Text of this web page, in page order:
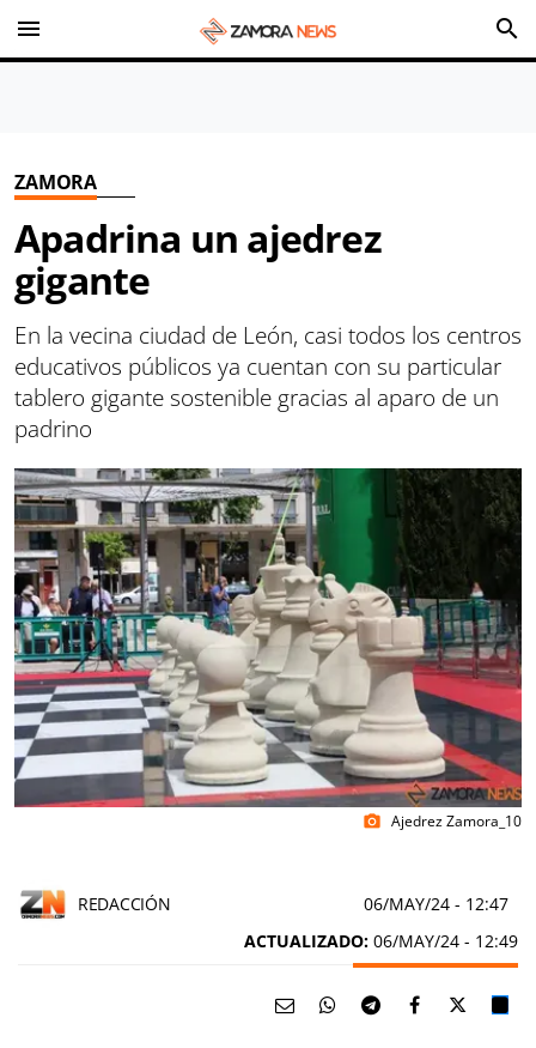
menu search
ZAMORA
Apadrina un ajedrez
gigante
En la vecina ciudad de León, casi todos los centros
educativos públicos ya cuentan con su particular
tablero gigante sostenible gracias al aparo de un
padrino
photo_camera Ajedrez Zamora_10
REDACCIÓN 06/MAY/24 - 12:47
ACTUALIZADO: 06/MAY/24 - 12:49